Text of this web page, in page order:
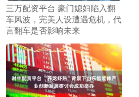
三万配资平台 豪门媳妇陷入翻
车风波，完美人设遭遇危机，代
言翻车是否影响未来